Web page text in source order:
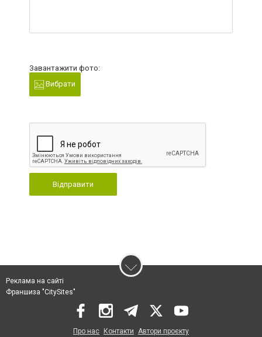
Завантажити фото:
Вибрати
Відправити
Реклама на сайті
Франшиза "CitySites"
Про нас Контакти Автори проєкту